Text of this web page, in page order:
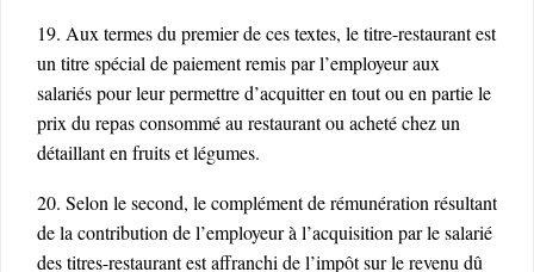
19. Aux termes du premier de ces textes, le titre-restaurant est
un titre spécial de paiement remis par l’employeur aux
salariés pour leur permettre d’acquitter en tout ou en partie le
prix du repas consommé au restaurant ou acheté chez un
détaillant en fruits et légumes.
20. Selon le second, le complément de rémunération résultant
de la contribution de l’employeur à l’acquisition par le salarié
des titres-restaurant est affranchi de l’impôt sur le revenu dû